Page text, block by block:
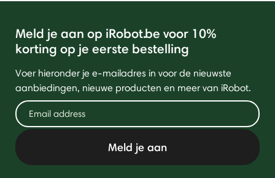
Meld je aan op iRobot.be voor 10%
korting op je eerste bestelling
Voer hieronder je e-mailadres in voor de nieuwste
aanbiedingen, nieuwe producten en meer van iRobot.
Meld je aan